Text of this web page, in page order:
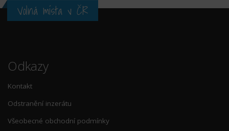
Volná místa v ČR
Odkazy
Kontakt
Odstranění inzerátu
Všeobecné obchodní podmínky